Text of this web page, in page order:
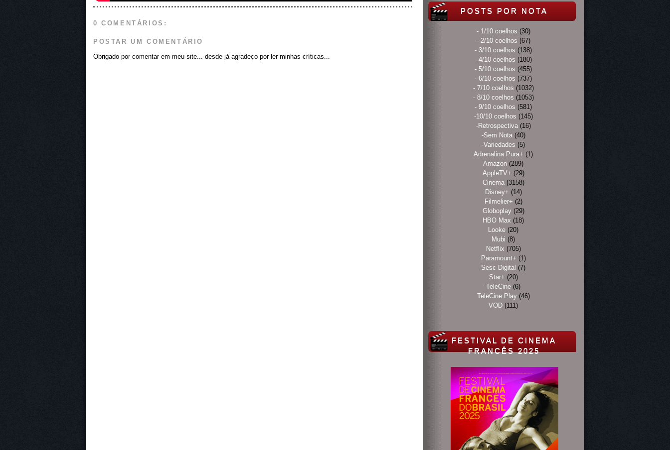
0 COMENTÁRIOS:
POSTAR UM COMENTÁRIO
Obrigado por comentar em meu site... desde já agradeço por ler minhas críticas...
POSTS POR NOTA
- 1/10 coelhos (30)
- 2/10 coelhos (67)
- 3/10 coelhos (138)
- 4/10 coelhos (180)
- 5/10 coelhos (455)
- 6/10 coelhos (737)
- 7/10 coelhos (1032)
- 8/10 coelhos (1053)
- 9/10 coelhos (581)
-10/10 coelhos (145)
-Retrospectiva (16)
-Sem Nota (40)
-Variedades (5)
Adrenalina Pura+ (1)
Amazon (289)
AppleTV+ (29)
Cinema (3158)
Disney+ (14)
Filmelier+ (2)
Globoplay (29)
HBO Max (18)
Looke (20)
Mubi (8)
Netflix (705)
Paramount+ (1)
Sesc Digital (7)
Star+ (20)
TeleCine (6)
TeleCine Play (46)
VOD (111)
FESTIVAL DE CINEMA
FRANCÊS 2025